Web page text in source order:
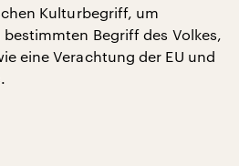
Kulturbegriff, um
Begriff des Volkes,
eine Verachtung der EU und